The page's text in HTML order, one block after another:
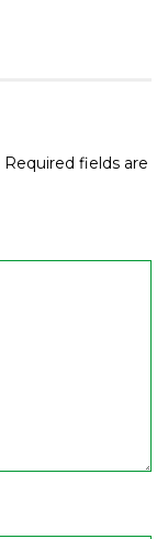
Required fields are